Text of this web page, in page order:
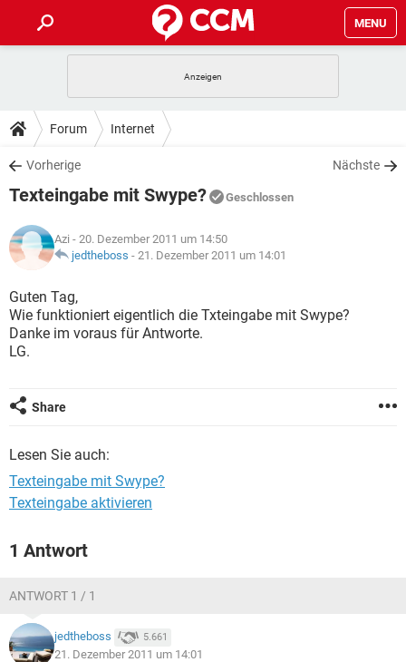
MENU
ANDROID
WINDOWS 10
WHATSAPP TIKTOK
FACEBOOK
TIPPS & TRICKS
SPIELE
WHATSAPP TIKTOK
DOWNLOADS
SPIELE STREAMING
ANDROID
WINDOWS 10 INSTAGRAM
WHATSAPP
FACEBOOK HARDWARE
SPIELE STREAMING
WINDOWS 10
WHATSAPP
LEXIKON
SPIELE
ANDROID IOS
WINDOWS 10
FACEBOOK
Forum Internet
Vorherige Nächste
Texteingabe mit Swype? Geschlossen
Azi - 20. Dezember 2011 um 14:50
jedtheboss - 21. Dezember 2011 um 14:01
Guten Tag,
Wie funktioniert eigentlich die Txteingabe mit Swype?
Danke im voraus für Antworte.
LG.
Share
Lesen Sie auch:
Texteingabe mit Swype?
Texteingabe aktivieren
1 Antwort
ANTWORT 1 / 1
jedtheboss 5.661
21. Dezember 2011 um 14:01